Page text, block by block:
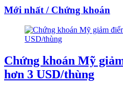
Mới nhất / Chứng khoán
Chứng khoán Mỹ
hơn 3 USD/thùng